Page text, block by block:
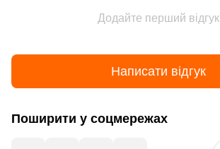
Додайте перший відгук
Написати відгук
Поширити у соцмережах